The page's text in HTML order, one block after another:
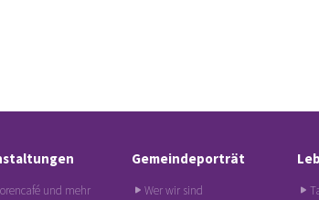
und mehr
Gemeindeporträt
Wer wir sind